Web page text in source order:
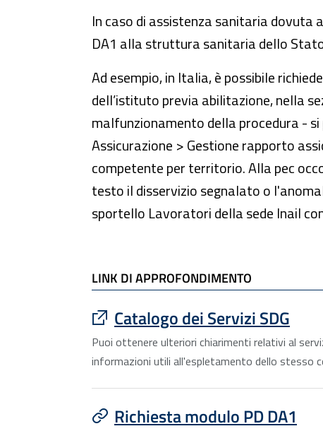
In caso di assistenza sanitaria
DA1 alla struttura sanitaria dello
Ad esempio, in Italia, è possibile
dell’istituto previa abilitazione, nella
malfunzionamento della procedura -
Assicurazione > Gestione rapporto
competente per territorio. Alla pec
testo il disservizio segnalato o
sportello Lavoratori della sede Inail
LINK DI APPROFONDIMENTO
Catalogo dei Servizi SDG
: apre un sito esterno in una
Puoi ottenere ulteriori chiarimenti relativi al
informazioni utili all'espletamento dello stesso
Richiesta modulo PD DA1